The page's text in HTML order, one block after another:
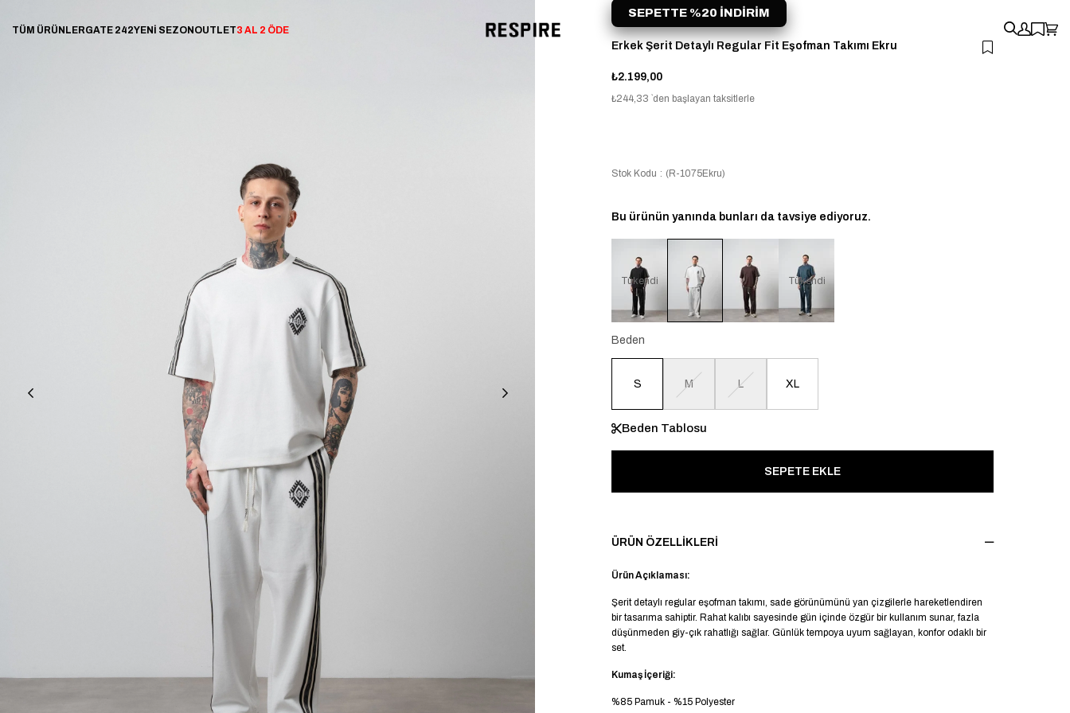
TÜM ÜRÜNLERGATE 242YENİ SEZONOUTLET3 AL 2 ÖDE
Erkek Şerit Detaylı Regular Fit Eşofman Takımı Ekru
₺2.199,00
₺244,33 `den başlayan taksitlerle
SEPETTE %20 İNDİRİM
Stok Kodu (R-1075Ekru)
Bu ürünün yanında bunları da tavsiye ediyoruz.
Tükendi Tükendi
Beden
S M L XL
Beden Tablosu
ÜRÜN ÖZELLIKLERI
Ürün Açıklaması:
Şerit detaylı regular eşofman takımı, sade görünümünü yan çizgilerle hareketlendiren
bir tasarıma sahiptir. Rahat kalıbı sayesinde gün içinde özgür bir kullanım sunar, fazla
düşünmeden giy-çık rahatlığı sağlar. Günlük tempoya uyum sağlayan, konfor odaklı bir
set.
Kumaş İçeriği:
%85 Pamuk - %15 Polyester